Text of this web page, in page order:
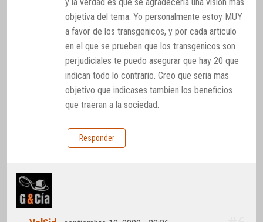
objetiva del tema. Yo personalmente estoy MUY
a favor de los transgenicos, y por cada articulo
en el que se prueben que los transgenicos son
perjudiciales te puedo asegurar que hay 20 que
indican todo lo contrario. Creo que seria mas
objetivo que indicases tambien los beneficios
que traeran a la sociedad.
Responder